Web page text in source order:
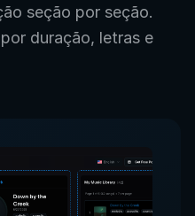
seção por seção.
duração, letras e